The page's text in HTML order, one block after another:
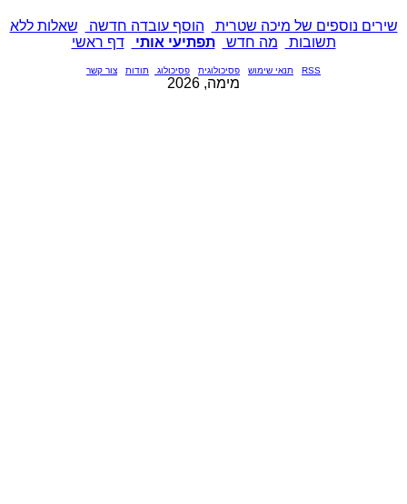
שירים נוספים של מיכה שטרית הוסף עובדה חדשה
שאלות ללא
תשובות
מה חדש תפתיעי אותי דף ראשי
RSS תנאי שימוש פסיכולוגית פסיכולוג תודות צור קשר
מימה, 2026